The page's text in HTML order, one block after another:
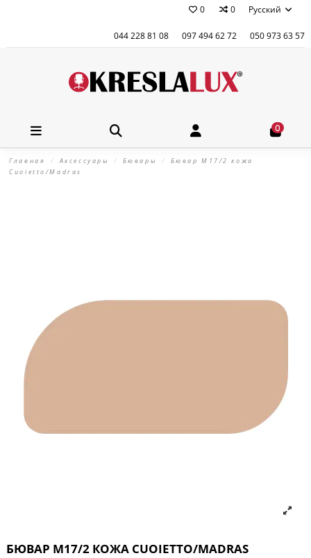
0 0 Русский
044 228 81 08 097 494 62 72 050 973 63 57
0
Главная Аксессуары Бювары
Бювар М17/2 кожа
Cuoietto/Madras
БЮВАР М17/2 КОЖА CUOIETTO/MADRAS